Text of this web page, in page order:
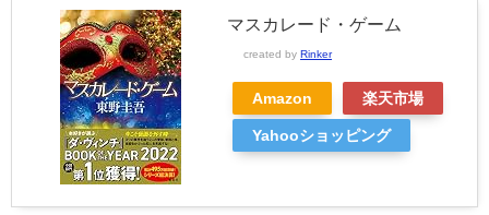
マスカレード・ゲーム
created by Rinker
Amazon 楽天市場
Yahooショッピング